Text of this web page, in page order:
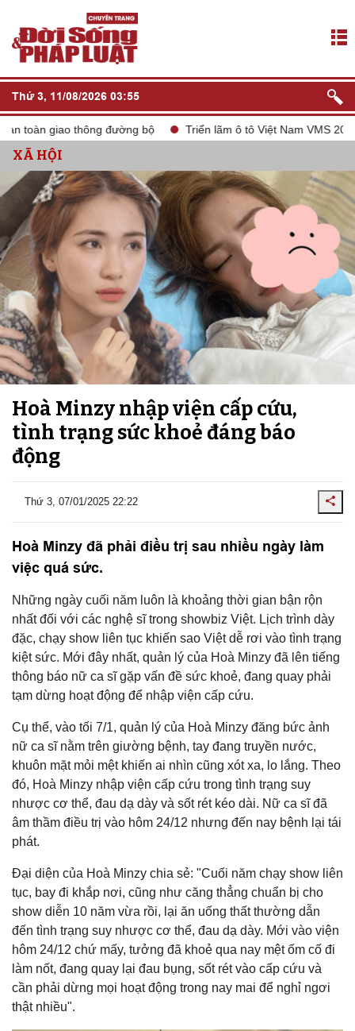
Thứ 3, 11/08/2026 03:55
giao thông đường bộ Triển lãm ô tô Việt Nam VMS 2024
XÃ HỘI
Hoà Minzy nhập viện cấp cứu,
tình trạng sức khoẻ đáng báo
động
Thứ 3, 07/01/2025 22:22
Hoà Minzy đã phải điều trị sau nhiều ngày làm
việc quá sức.
Những ngày cuối năm luôn là khoảng thời gian bận rộn
nhất đối với các nghệ sĩ trong showbiz Việt. Lịch trình dày
đặc, chạy show liên tục khiến sao Việt dễ rơi vào tình trạng
kiệt sức. Mới đây nhất, quản lý của Hoà Minzy đã lên tiếng
thông báo nữ ca sĩ gặp vấn đề sức khoẻ, đang quay phải
tạm dừng hoạt động để nhập viện cấp cứu.
Cụ thể, vào tối 7/1, quản lý của Hoà Minzy đăng bức ảnh
nữ ca sĩ nằm trên giường bệnh, tay đang truyền nước,
khuôn mặt mỏi mệt khiến ai nhìn cũng xót xa, lo lắng. Theo
đó, Hoà Minzy nhập viện cấp cứu trong tình trạng suy
nhược cơ thể, đau dạ dày và sốt rét kéo dài. Nữ ca sĩ đã
âm thầm điều trị vào hôm 24/12 nhưng đến nay bệnh lại tái
phát.
Đại diện của Hoà Minzy chia sẻ: "Cuối năm chạy show liên
tục, bay đi khắp nơi, cũng như căng thẳng chuẩn bị cho
show diễn 10 năm vừa rồi, lại ăn uống thất thường dẫn
đến tình trạng suy nhược cơ thể, đau dạ dày. Mới vào viện
hôm 24/12 chứ mấy, tưởng đã khoẻ qua nay mệt ốm cố đi
làm nốt, đang quay lại đau bụng, sốt rét vào cấp cứu và
cần phải dừng mọi hoạt động trong nay mai để nghỉ ngơi
thật nhiều".